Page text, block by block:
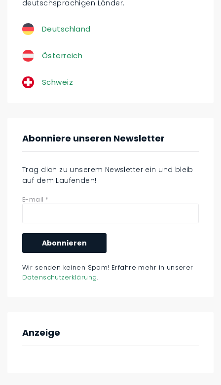
deutschsprachigen Länder.
Deutschland
Österreich
Schweiz
Abonniere unseren Newsletter
Trag dich zu unserem Newsletter ein und bleib
auf dem Laufenden!
E-mail *
Wir senden keinen Spam! Erfahre mehr in unserer
Datenschutzerklärung.
Anzeige